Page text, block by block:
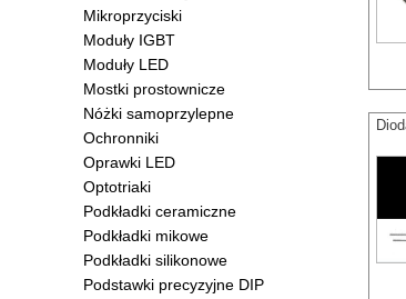
Mikroprzyciski
Moduły IGBT
Moduły LED
Mostki prostownicze
Nóżki samoprzylepne
Ochronniki
Oprawki LED
Optotriaki
Podkładki ceramiczne
Podkładki mikowe
Podkładki silikonowe
Podstawki precyzyjne DIP